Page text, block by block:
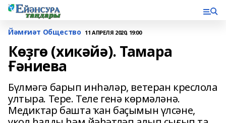
Йәмғиәт Общество 11 АПРЕЛЯ 2020, 19:00
Көҙгө (хикәйә). Тамара
Ғәниева
Бүлмәгә барып инһәләр, ветеран креслола
ултыра. Тере. Теле генә көрмәләнә.
Медиктар башта ҡан баҫымын үлсәне,